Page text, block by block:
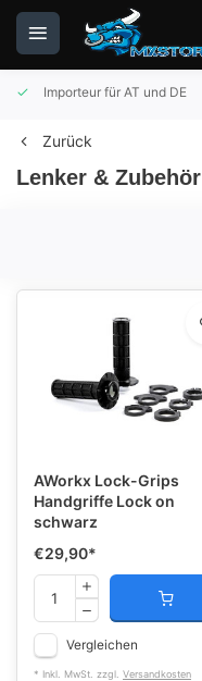
Importeur für AT und DE
Zurück
Lenker & Zubehör
AWorkx Lock-Grips
Handgriffe Lock on
schwarz
€29,90*
Vergleichen
* Inkl. MwSt. zzgl. Versandkosten